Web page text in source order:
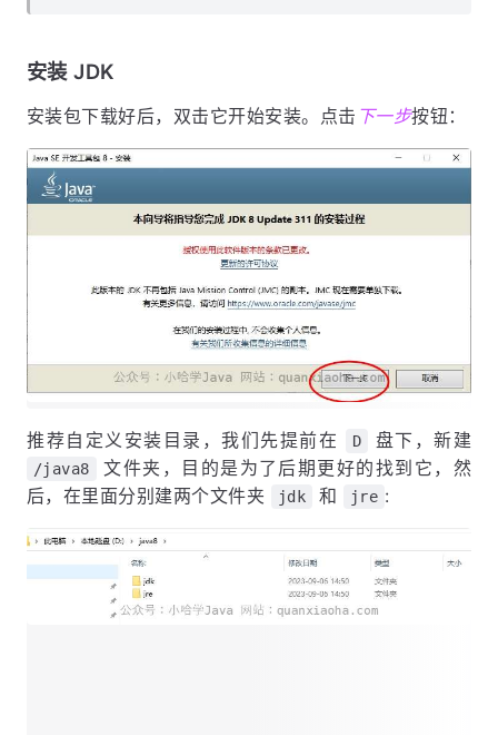
安装 JDK
安装包下载好后，双击它开始安装。点击 下一步按钮：
推荐自定义安装目录，我们先提前在 D 盘下，新建
/java8
文件夹，目的是为了后期更好的找到它，然
后，在里面分别建两个文件夹
jdk 和 jre :